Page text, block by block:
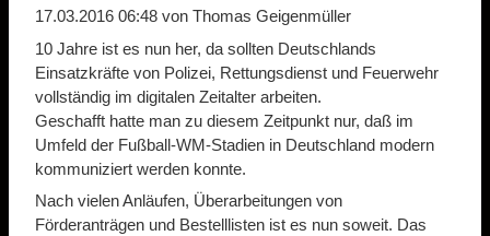
17.03.2016 06:48 von Thomas Geigenmüller
10 Jahre ist es nun her, da sollten Deutschlands
Einsatzkräfte von Polizei, Rettungsdienst und Feuerwehr
vollständig im digitalen Zeitalter arbeiten.
Geschafft hatte man zu diesem Zeitpunkt nur, daß im
Umfeld der Fußball-WM-Stadien in Deutschland modern
kommuniziert werden konnte.
Nach vielen Anläufen, Überarbeitungen von
Förderanträgen und Bestelllisten ist es nun soweit. Das